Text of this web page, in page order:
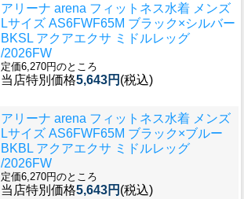
アリーナ arena フィットネス水着 メンズ
Lサイズ AS6FWF65M ブラック×シルバー
BKSL アクアエクサ ミドルレッグ
/2026FW
定価6,270円のところ
当店特別価格5,643円 (税込)
アリーナ arena フィットネス水着 メンズ
Lサイズ AS6FWF65M ブラック×ブルー
BKBL アクアエクサ ミドルレッグ
/2026FW
定価6,270円のところ
当店特別価格5,643円 (税込)